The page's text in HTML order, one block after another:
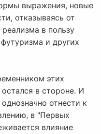
выражения, новые
отказываясь от
в пользу
и других
этих
в стороне. И
отнести к
в "Первых
влияние